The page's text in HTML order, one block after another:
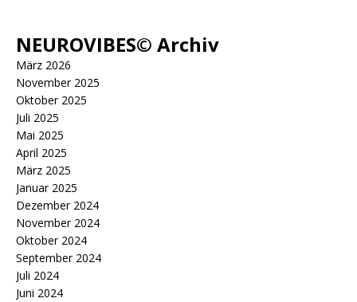
NEUROVIBES© Archiv
März 2026
November 2025
Oktober 2025
Juli 2025
Mai 2025
April 2025
März 2025
Januar 2025
Dezember 2024
November 2024
Oktober 2024
September 2024
Juli 2024
Juni 2024